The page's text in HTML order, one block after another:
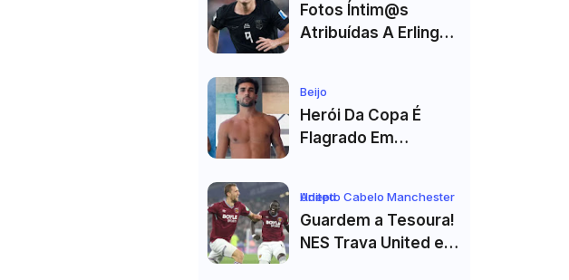
Fotos Íntim@s
Atribuídas A Erling
Geram Grande
Repercussão
Beijo
Herói Da Copa É
Flagrado Em
Seleção! Fotos De
Beijos Sem Camisa
Viraviralizam
Adepto Cabelo Manchester United
Guardem a Tesoura!
NES Trava United e